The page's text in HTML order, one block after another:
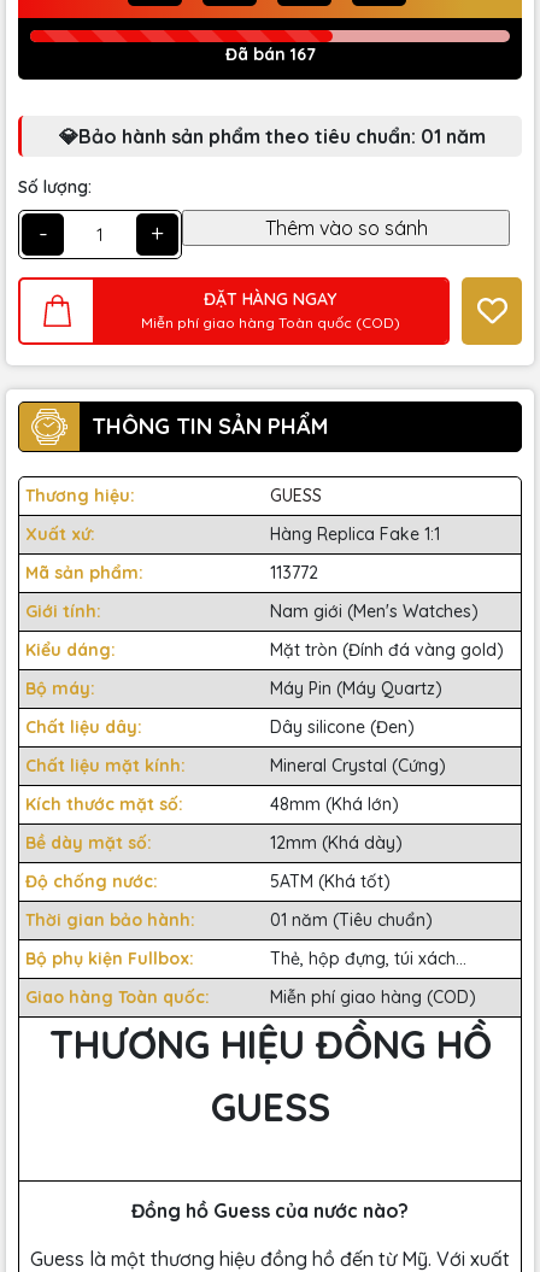
Đã bán 167
💎Bảo hành sản phẩm theo tiêu chuẩn: 01 năm
Số lượng:
- +
ĐẶT HÀNG NGAY
Miễn phí giao hàng Toàn quốc (COD)
THÔNG TIN SẢN PHẨM
Thương hiệu:
GUESS
Xuất xứ:
Hàng Replica Fake 1:1
Mã sản phẩm:
113772
Giới tính:
Nam giới (Men's Watches)
Kiểu dáng:
Mặt tròn (Đính đá vàng gold)
Bộ máy:
Máy Pin (Máy Quartz)
Chất liệu dây:
Dây silicone (Đen)
Chất liệu mặt kính:
Mineral Crystal (Cứng)
Kích thước mặt số:
48mm (Khá lớn)
Bề dày mặt số:
12mm (Khá dày)
Độ chống nước:
5ATM (Khá tốt)
Thời gian bảo hành:
01 năm (Tiêu chuẩn)
Bộ phụ kiện Fullbox:
Thẻ, hộp đựng, túi xách...
Giao hàng Toàn quốc:
Miễn phí giao hàng (COD)
THƯƠNG HIỆU ĐỒNG HỒ
GUESS
Đồng hồ Guess của nước nào?
Guess là một thương hiệu đồng hồ đến từ Mỹ. Với xuất